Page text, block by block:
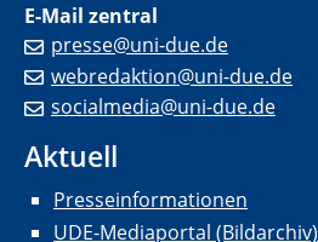
E-Mail zentral
presse@uni-due.de
webredaktion@uni-due.de
socialmedia@uni-due.de
Aktuell
Presseinformationen
UDE-Mediaportal (Bildarchiv)